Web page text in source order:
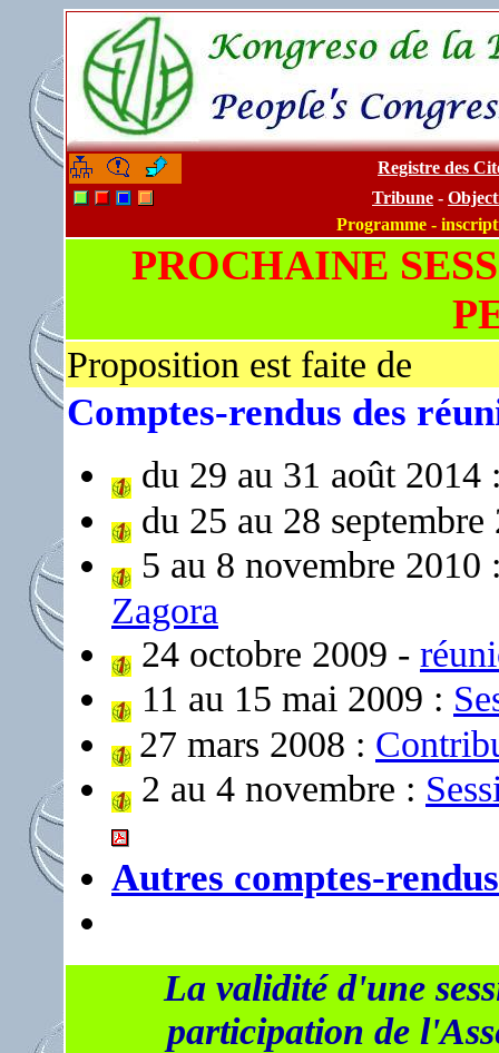
Registre des
Tribune -
Programme -
PROCHAINE
Proposition est faite de
Comptes-rendus des
du 29 au 31 août
du 25 au 28
5 au 8 novembre
Zagora
24 octobre 2009 -
11 au 15 mai 2009 :
27 mars 2008 :
2 au 4 novembre :
Autres comptes-rendus
La validité d'une
participation de